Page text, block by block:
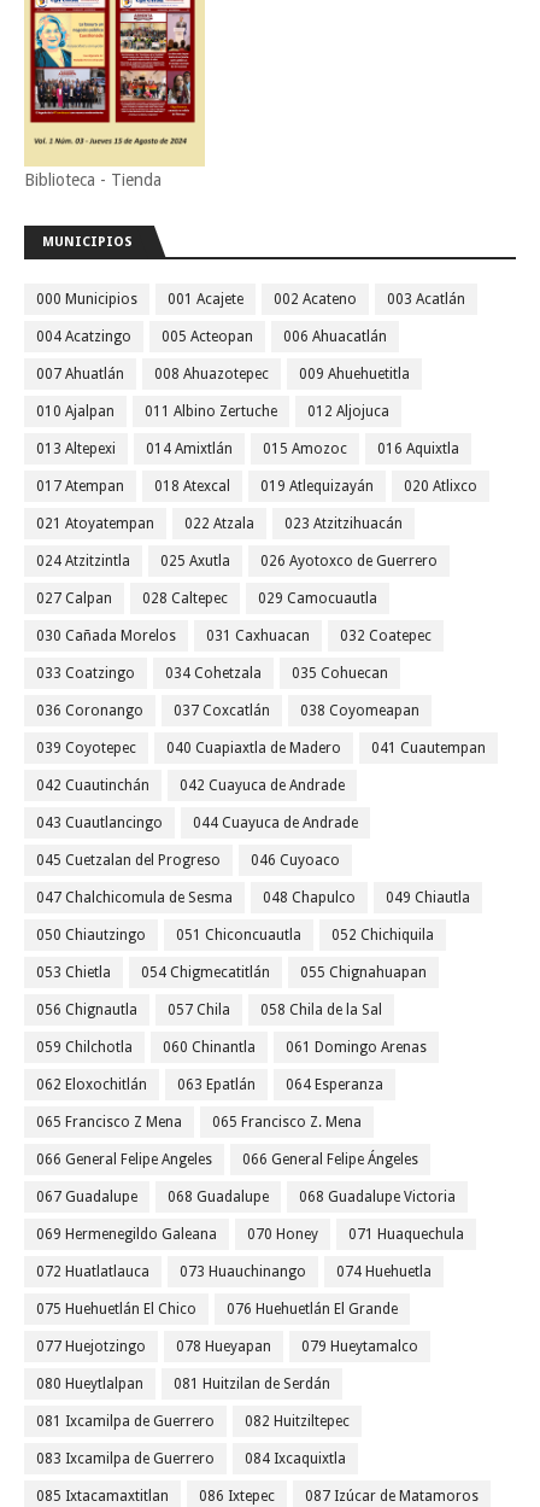
Biblioteca - Tienda
MUNICIPIOS
000 Municipios 001 Acajete 002 Acateno 003 Acatlán
004 Acatzingo 005 Acteopan 006 Ahuacatlán
007 Ahuatlán 008 Ahuazotepec 009 Ahuehuetitla
010 Ajalpan 011 Albino Zertuche 012 Aljojuca
013 Altepexi 014 Amixtlán 015 Amozoc 016 Aquixtla
017 Atempan 018 Atexcal 019 Atlequizayán 020 Atlixco
021 Atoyatempan 022 Atzala 023 Atzitzihuacán
024 Atzitzintla 025 Axutla 026 Ayotoxco de Guerrero
027 Calpan 028 Caltepec 029 Camocuautla
030 Cañada Morelos 031 Caxhuacan 032 Coatepec
033 Coatzingo 034 Cohetzala 035 Cohuecan
036 Coronango 037 Coxcatlán 038 Coyomeapan
039 Coyotepec 040 Cuapiaxtla de Madero 041 Cuautempan
042 Cuautinchán 042 Cuayuca de Andrade
043 Cuautlancingo 044 Cuayuca de Andrade
045 Cuetzalan del Progreso 046 Cuyoaco
047 Chalchicomula de Sesma 048 Chapulco 049 Chiautla
050 Chiautzingo 051 Chiconcuautla 052 Chichiquila
053 Chietla 054 Chigmecatitlán 055 Chignahuapan
056 Chignautla 057 Chila 058 Chila de la Sal
059 Chilchotla 060 Chinantla 061 Domingo Arenas
062 Eloxochitlán 063 Epatlán 064 Esperanza
065 Francisco Z Mena 065 Francisco Z. Mena
066 General Felipe Angeles 066 General Felipe Ángeles
067 Guadalupe 068 Guadalupe 068 Guadalupe Victoria
069 Hermenegildo Galeana 070 Honey 071 Huaquechula
072 Huatlatlauca 073 Huauchinango 074 Huehuetla
075 Huehuetlán El Chico 076 Huehuetlán El Grande
077 Huejotzingo 078 Hueyapan 079 Hueytamalco
080 Hueytlalpan 081 Huitzilan de Serdán
081 Ixcamilpa de Guerrero 082 Huitziltepec
083 Ixcamilpa de Guerrero 084 Ixcaquixtla
085 Ixtacamaxtitlan 086 Ixtepec 087 Izúcar de Matamoros